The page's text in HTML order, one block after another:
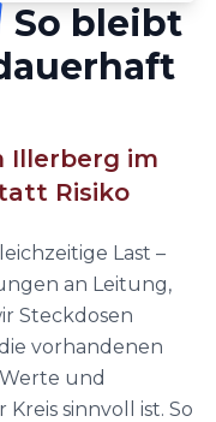
So bleibt
Illerberg im
Risiko
Last –
an Leitung,
Steckdosen
vorhandenen
und
sinnvoll ist. So